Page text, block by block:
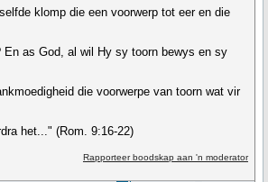
klomp die een voorwerp tot eer en die
En as God, al wil Hy sy toorn bewys en sy
die voorwerpe van toorn wat vir
het..." (Rom. 9:16-22)
Rapporteer boodskap aan 'n moderator